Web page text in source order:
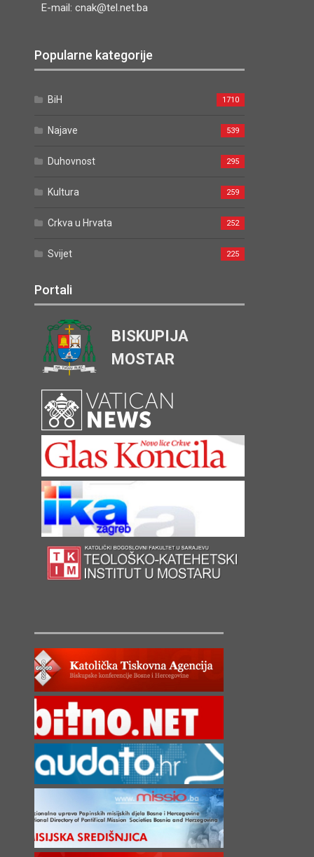
E-mail: cnak@tel.net.ba
Popularne kategorije
BiH 1710
Najave 539
Duhovnost 295
Kultura 259
Crkva u Hrvata 252
Svijet 225
Portali
BISKUPIJA
MOSTAR